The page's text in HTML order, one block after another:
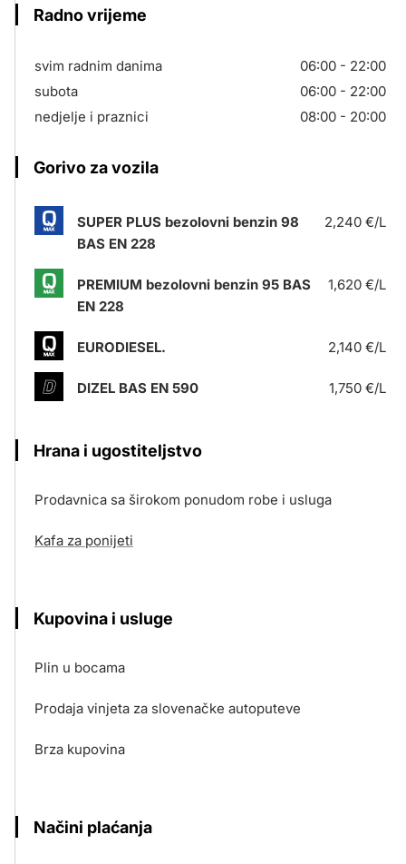
Radno vrijeme
svim radnim danima
06:00 - 22:00
subota
06:00 - 22:00
nedjelje i praznici
08:00 - 20:00
Gorivo za vozila
SUPER PLUS bezolovni benzin 98
BAS EN 228
2,240 €/L
PREMIUM bezolovni benzin 95 BAS
EN 228
1,620 €/L
EURODIESEL. 2,140 €/L
DIZEL BAS EN 590 1,750 €/L
Hrana i ugostiteljstvo
Prodavnica sa širokom ponudom robe i usluga
Kafa za ponijeti
Kupovina i usluge
Plin u bocama
Prodaja vinjeta za slovenačke autoputeve
Brza kupovina
Načini plaćanja